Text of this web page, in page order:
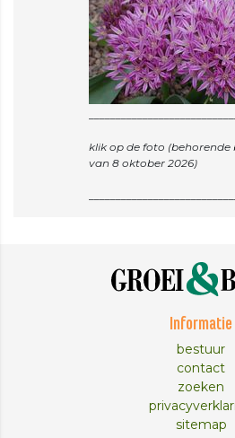
klik op de foto (behorende
van 8 oktober 2026)
Informatie
bestuur
contact
zoeken
sitemap